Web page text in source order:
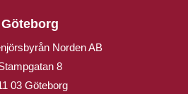
Göteborg
Norden AB
8
03 Göteborg